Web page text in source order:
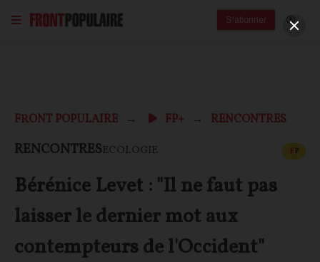
S'abonner
FRONT POPULAIRE FP+ RENCONTRES
RENCONTRESECOLOGIE FP
Bérénice Levet : "Il ne faut pas
laisser le dernier mot aux
contempteurs de l'Occident"